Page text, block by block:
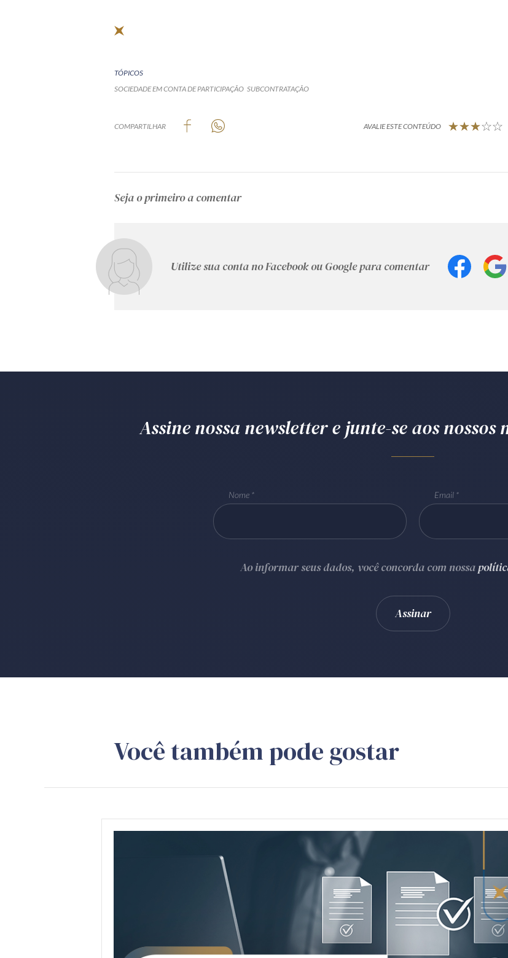
TÓPICOS
SOCIEDADE EM CONTA DE PARTICIPAÇÃO SUBCONTRATAÇÃO
COMPARTILHAR AVALIE ESTE CONTEÚDO
Seja o primeiro a comentar
Utilize sua conta no Facebook ou Google para comentar
Assine nossa newsletter e junte-se aos
Nome Email
Ao informar seus dados, você concorda com nossa
Você também pode gostar